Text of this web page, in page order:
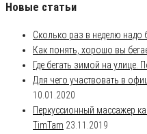
Новые статьи
Сколько раз в неделю надо
Как понять, хорошо вы
Где бегать зимой на улице.
Для чего участвовать в
10.01.2020
Перкуссионный массажер
TimTam 23.11.2019